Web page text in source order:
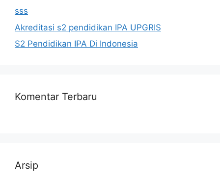
sss
Akreditasi s2 pendidikan IPA UPGRIS
S2 Pendidikan IPA Di Indonesia
Komentar Terbaru
Arsip